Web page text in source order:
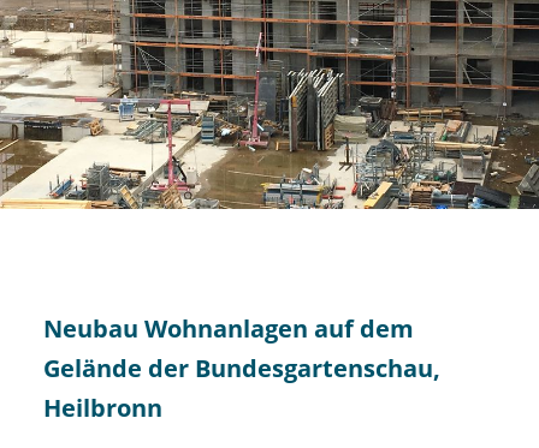
Neubau Wohnanlagen auf dem
Gelände der Bundesgartenschau,
Heilbronn